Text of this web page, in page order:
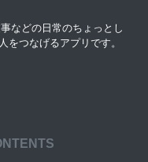
などの日常のちょっとし
をつなげるアプリです。